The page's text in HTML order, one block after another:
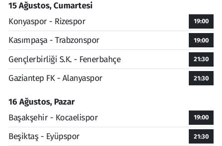
15 Ağustos, Cumartesi
Konyaspor - Rizespor
19:00
Kasımpaşa - Trabzonspor 19:00
Gençlerbirliği S.K. - Fenerbahçe 21:30
Gaziantep FK - Alanyaspor 21:30
16 Ağustos, Pazar
Başakşehir - Kocaelispor
19:00
Beşiktaş - Eyüpspor 21:30